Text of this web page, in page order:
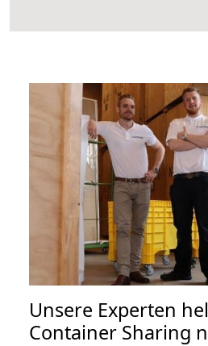
Unsere Experten
Container Sharing